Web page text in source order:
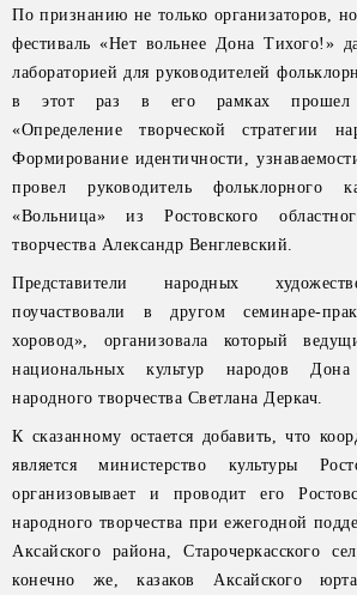
По признанию не только организаторов,
фестиваль «Нет вольнее Дона Тихого!»
лабораторией для руководителей
в этот раз в его рамках прошел
«Определение творческой стратегии
Формирование идентичности,
провел руководитель фольклорного
«Вольница» из Ростовского
творчества Александр Венглевский.
Представители народных
поучаствовали в другом семинаре-
хоровод», организовала который
национальных культур народов
народного творчества Светлана Деркач.
К сказанному остается добавить, что
является министерство культуры
организовывает и проводит его
народного творчества при ежегодной
Аксайского района, Старочеркасского
конечно же, казаков Аксайского